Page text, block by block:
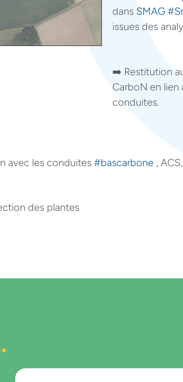
dans SMAG
issues des
➡️ Restitution
CarboN en lien
conduites.
avec les conduites #bascarbone ,
des plantes